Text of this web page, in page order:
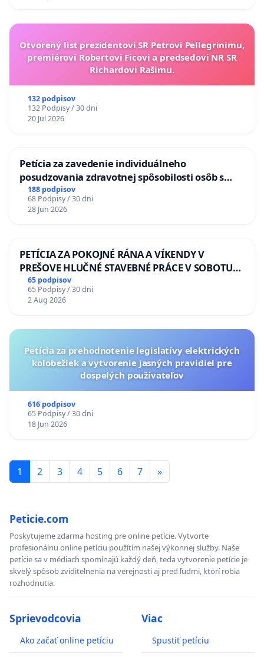
Otvorený list prezidentovi SR Petrovi Pellegrinimu,
premiérovi Robertovi Ficovi a predsedovi NR SR
Richardovi Rašimu.
132 podpisov
132 Podpisy / 30 dni
20 Jul 2026
Petícia za zavedenie individuálneho
posudzovania zdravotnej spôsobilosti osôb s
diabetom 1. a 2. typu pri prijímaní do
Policajného zboru SR
188 podpisov
68 Podpisy / 30 dni
28 Jun 2026
PETÍCIA ZA POKOJNÉ RÁNA A VÍKENDY V
PREŠOVE HLUČNÉ STAVEBNÉ PRÁCE V SOBOTU
LEN OD 9.00 DO 13.00 HOD., CEZ PRACOVNÝ
TÝŽDEŇ CIEĽ 8.00 – 18.00 HOD. A PRAVIDELNÁ
KONTROLA STAVBY C-AREA NA
65 podpisov
65 Podpisy / 30 dni
2 Aug 2026
Petícia za prehodnotenie legislatívy elektrických
kolobežiek a vytvorenie jasných pravidiel pre
dospelých používateľov
616 podpisov
65 Podpisy / 30 dni
18 Jun 2026
1 2 3 4 5 6 7 »
Peticie.com
Poskytujeme zdarma hosting pre online petície. Vytvorte
profesionálnu online petíciu použítím našej výkonnej služby. Naše
petície sa v médiach spomínajú každý deň, teda vytvorenie petície je
skvelý spôsob zviditelnenia na verejnosti aj pred ľudmi, ktorí robia
rozhodnutia.
Sprievodcovia
Ako začať online petíciu
Viac
Spustiť petíciu